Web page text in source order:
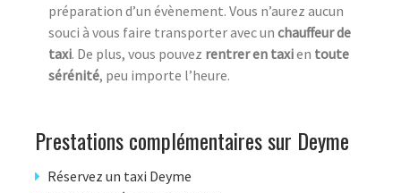
préparation d’un évènement. Vous n’aurez aucun
souci à vous faire transporter avec un chauffeur de
taxi. De plus, vous pouvez rentrer en taxien toute
sérénité, peu importe l’heure.
Prestations complémentaires sur Deyme
Réservez un taxi Deyme